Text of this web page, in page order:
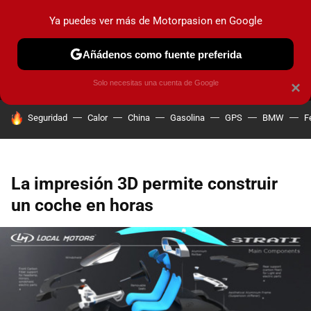
MENÚ NUEVO
COCHES ELÉCTRICOS OBSERVATORIO
HOY SE HABLA DE
Seguridad Calor China Gasolina GPS BMW
La impresión 3D permite construir
un coche en horas
×
Ya puedes ver más de Motorpasion en Google
Añádenos como fuente preferida
Solo necesitas una cuenta de Google